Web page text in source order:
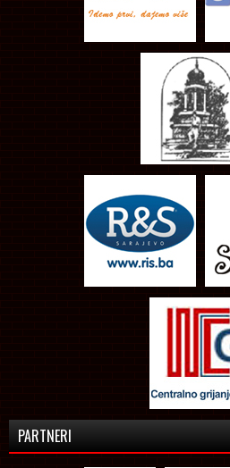
PARTNERI